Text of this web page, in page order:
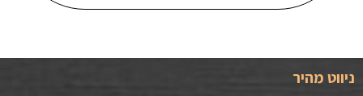
ניווט מהיר